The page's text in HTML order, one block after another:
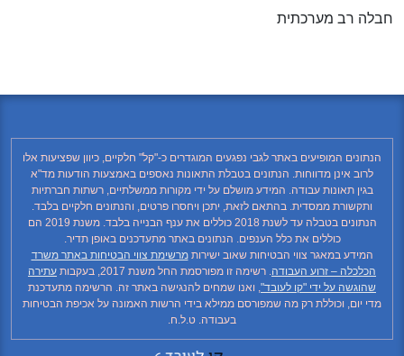
חבלה רב מערכתית
הנתונים המופיעים באתר לגבי נפגעים המוגדרים כ-"קל" חלקיים, כיוון שפציעות אלו
לרוב אינן מדווחות. הנתונים בטבלת התאונות נאספים באמצעות הודעות מד"א
בגין תאונות עבודה. המידע מושלם על ידי מקורות ממשלתיים, רשתות חברתיות
ותקשורת ממסדית. בהתאם לזאת, יתכן ויחסרו פרטים, והנתונים חלקיים בלבד.
הנתונים בטבלה עד לשנת 2018 כוללים את ענף הבנייה בלבד. משנת 2019 הם
כוללים את כלל הענפים. הנתונים באתר מתעדכנים באופן תדיר.
המידע במאגר צווי הבטיחות שאוב ישירותמרשימת צווי הבטיחות באתר משרד
הכלכלה – זרוע העבודה. רשימה זו מפורסמת החל משנת 2017, בעקבות
עתירה
שהוגשה על ידי "קו לעובד", ואנו שמחים להנגישה באתר זה. הרשימה מתעדכנת
מדי יום, וכוללת רק מה שמפורסם ממילא בידי הרשות האמונה על אכיפת הבטיחות
בעבודה. ט.ל.ח.